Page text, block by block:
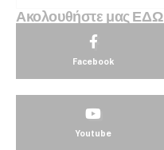
Ακολουθήστε μας ΕΔΩ
Facebook
Youtube